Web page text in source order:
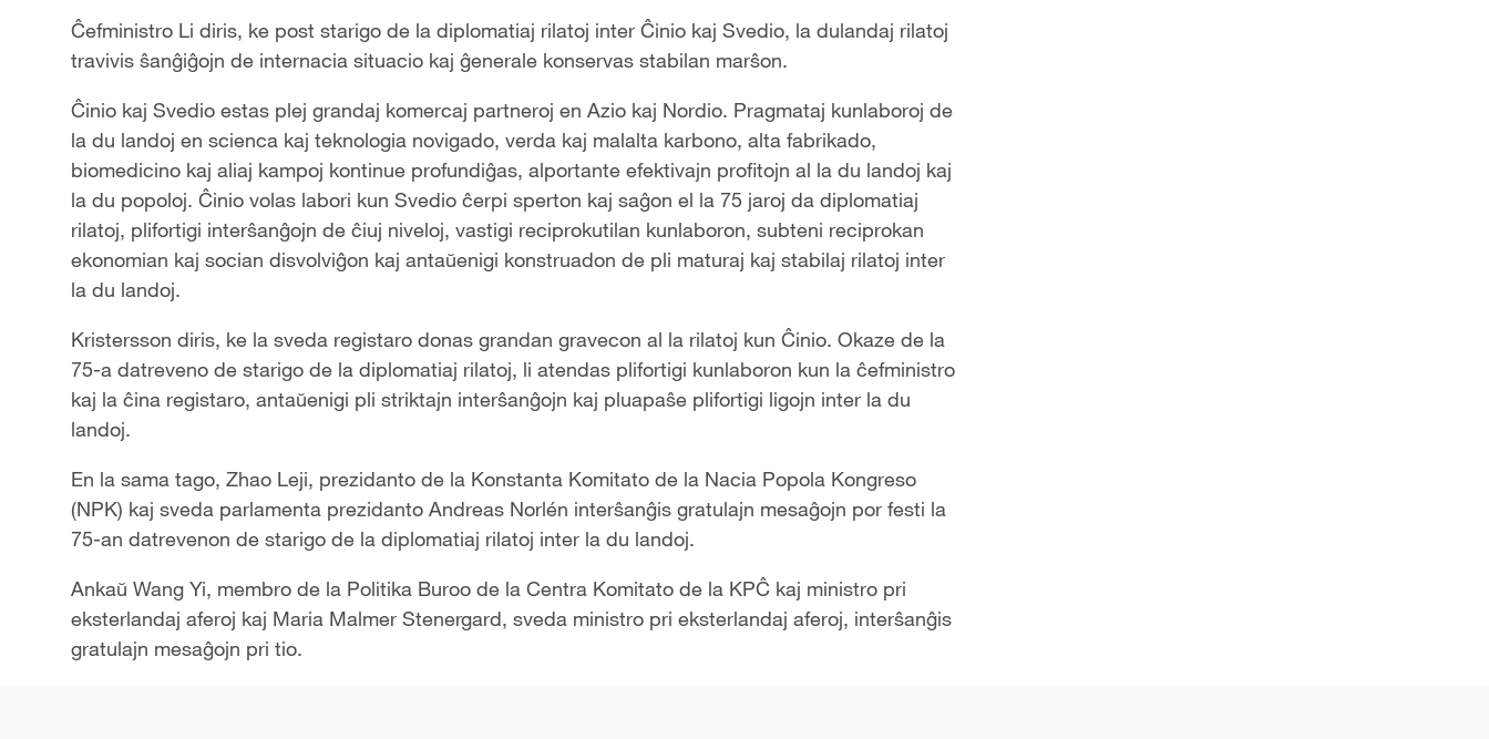
Ĉefministro Li diris, ke post starigo de la diplomatiaj rilatoj inter Ĉinio kaj Svedio, la dulandaj rilatoj
travivis ŝanĝiĝojn de internacia situacio kaj ĝenerale konservas stabilan marŝon.
Ĉinio kaj Svedio estas plej grandaj komercaj partneroj en Azio kaj Nordio. Pragmataj kunlaboroj de
la du landoj en scienca kaj teknologia novigado, verda kaj malalta karbono, alta fabrikado,
biomedicino kaj aliaj kampoj kontinue profundiĝas, alportante efektivajn profitojn al la du landoj kaj
la du popoloj. Ĉinio volas labori kun Svedio ĉerpi sperton kaj saĝon el la 75 jaroj da diplomatiaj
rilatoj, plifortigi interŝanĝojn de ĉiuj niveloj, vastigi reciprokutilan kunlaboron, subteni reciprokan
ekonomian kaj socian disvolviĝon kaj antaŭenigi konstruadon de pli maturaj kaj stabilaj rilatoj inter
la du landoj.
Kristersson diris, ke la sveda registaro donas grandan gravecon al la rilatoj kun Ĉinio. Okaze de la
75-a datreveno de starigo de la diplomatiaj rilatoj, li atendas plifortigi kunlaboron kun la ĉefministro
kaj la ĉina registaro, antaŭenigi pli striktajn interŝanĝojn kaj pluapaŝe plifortigi ligojn inter la du
landoj.
En la sama tago, Zhao Leji, prezidanto de la Konstanta Komitato de la Nacia Popola Kongreso
(NPK) kaj sveda parlamenta prezidanto Andreas Norlén interŝanĝis gratulajn mesaĝojn por festi la
75-an datrevenon de starigo de la diplomatiaj rilatoj inter la du landoj.
Ankaŭ Wang Yi, membro de la Politika Buroo de la Centra Komitato de la KPĈ kaj ministro pri
eksterlandaj aferoj kaj Maria Malmer Stenergard, sveda ministro pri eksterlandaj aferoj, interŝanĝis
gratulajn mesaĝojn pri tio.